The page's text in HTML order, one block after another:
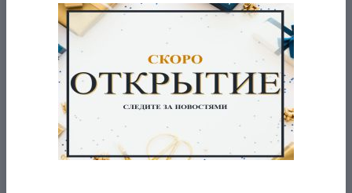
Толстовка NFL Vikings